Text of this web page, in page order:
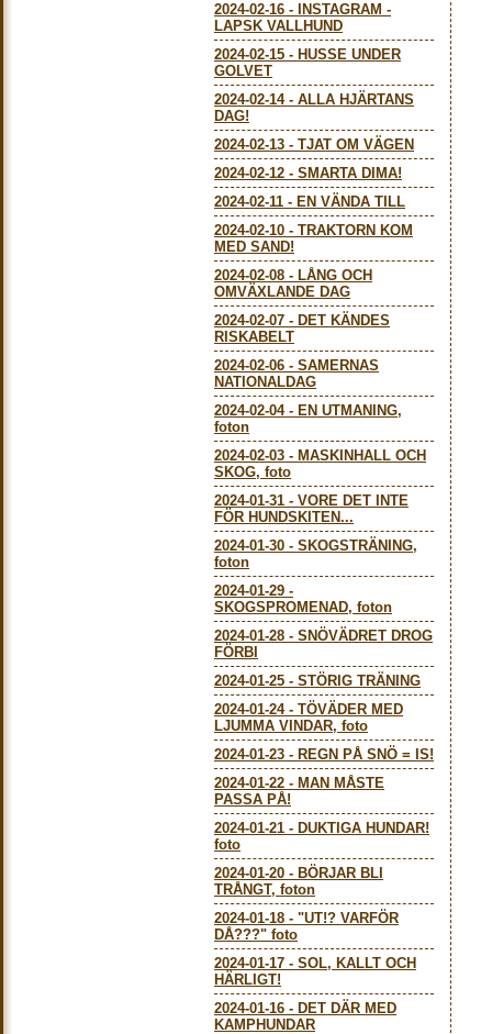
2024-02-16 -
INSTAGRAM -
LAPSK VALLHUND
2024-02-15 - HUSSE UNDER
GOLVET
2024-02-14- ALLA HJÄRTANS
DAG!
2024-02-13 - TJAT OM VÄGEN
2024-02-12 - SMARTA DIMA!
2024-02-11 - EN VÄNDA TILL
2024-02-10 - TRAKTORN KOM
MED SAND!
2024-02-08 - LÅNG OCH
OMVÄXLANDE DAG
2024-02-07 - DET KÄNDES
RISKABELT
2024-02-06 - SAMERNAS
NATIONALDAG
2024-02-04- EN UTMANING,
foton
2024-02-03 - MASKINHALL OCH
SKOG, foto
2024-01-31 - VORE DET INTE
FÖR HUNDSKITEN...
2024-01-30 - SKOGSTRÄNING,
foton
2024-01-29 -
SKOGSPROMENAD, foton
2024-01-28 - SNÖVÄDRET DROG
FÖRBI
2024-01-25 - STÖRIG TRÄNING
2024-01-24- TÖVÄDER MED
LJUMMA VINDAR, foto
2024-01-23 - REGN PÅ SNÖ = IS!
2024-01-22 - MAN MÅSTE
PASSA PÅ!
2024-01-21 - DUKTIGA HUNDAR!
foto
2024-01-20 - BÖRJAR BLI
TRÅNGT, foton
2024-01-18 - "UT!? VARFÖR
DÅ???" foto
2024-01-17 - SOL, KALLT OCH
HÄRLIGT!
2024-01-16 - DET DÄR MED
KAMPHUNDAR